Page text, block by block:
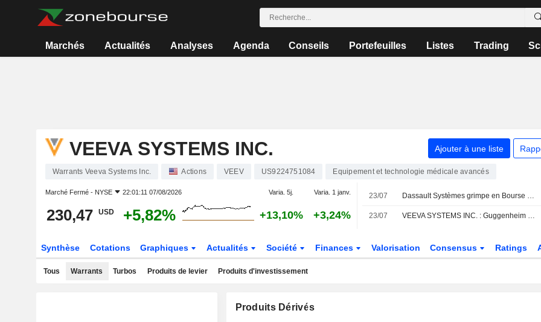
Marchés Actualités Analyses Agenda Conseils Portefeuilles Listes Trading
VEEVA SYSTEMS INC. Ajouter à une liste
Warrants Veeva Systems Inc. Actions VEEV US9224751084 Equipement et technologie médicale avancés
Marché Fermé - NYSE 22:01:11 07/08/2026 Varia. 5j. Varia. 1 janv.
230,47 USD +5,82% +13,10% +3,24%
23/07 Dassault Systèmes grimpe en Bourse après l'acquisition d'ArisGlobal et la confirmation de ses objectifs
23/07 VEEVA SYSTEMS INC. : Guggenheim réitère son opinion positive sur le titre
Synthèse Cotations Graphiques Actualités Société Finances Valorisation Consensus Ratings
Tous Warrants Turbos Produits de levier Produits d'investissement
Produits Dérivés